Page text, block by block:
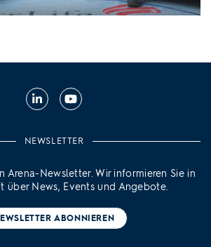
Linkedin
NEWSLETTER
Arena-Newsletter. Wir informieren Sie in
über News, Events und Angebote.
ABONNIEREN